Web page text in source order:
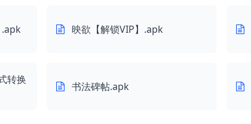
映欲【解锁VIP】.apk
转换
书法碑帖.apk